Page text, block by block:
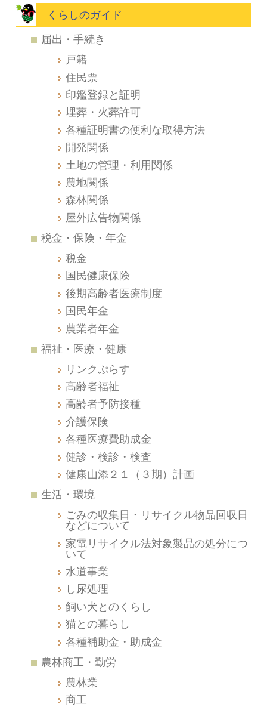
くらしのガイド
届出・手続き
戸籍
住民票
印鑑登録と証明
埋葬・火葬許可
各種証明書の便利な取得方法
開発関係
土地の管理・利用関係
農地関係
森林関係
屋外広告物関係
税金・保険・年金
税金
国民健康保険
後期高齢者医療制度
国民年金
農業者年金
福祉・医療・健康
リンクぷらす
高齢者福祉
高齢者予防接種
介護保険
各種医療費助成金
健診・検診・検査
健康山添２１（３期）計画
生活・環境
ごみの収集日・リサイクル物品回収日
などについて
家電リサイクル法対象製品の処分につ
いて
水道事業
し尿処理
飼い犬とのくらし
猫との暮らし
各種補助金・助成金
農林商工・勤労
農林業
商工